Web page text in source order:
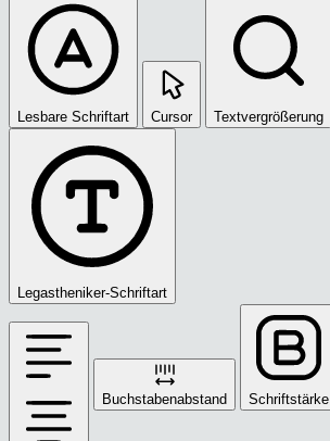
Lesbare Schriftart Cursor Textvergrößerung
Legastheniker-Schriftart
Buchstabenabstand Schriftstärke